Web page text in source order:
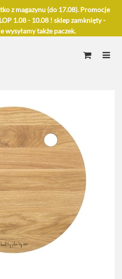
z magazynu (do 17.08). Promocje
1.08 - 10.08 ! sklep zamknięty -
wysyłamy także paczek.